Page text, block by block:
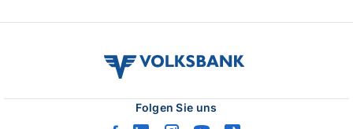
volksbank
Folgen Sie uns